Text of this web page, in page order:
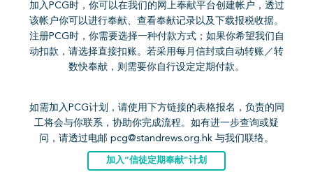
加入PCG时，你可以在我们的网上奉献平台创建帐户，透过
该帐户你可以进行奉献、查看奉献记录以及下载报税收据。
注册PCG时，你需要选择一种付款方式；如果你希望我们自
动扣款，请选择直接扣账。若采用每月信封或自动转账／转
数快奉献，则需要你自行设定定期付款。
如需加入PCG计划，请使用下方链接的表格报名，负责的同
工将会与你联系，协助你完成流程。如有进一步查询或疑
问，请透过电邮 pcg@standrews.org.hk 与我们联络。
加入“信徒定期奉献”计划